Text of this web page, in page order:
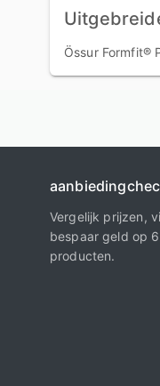
Össur Formfit®
Vergelijk prijzen,
bespaar geld op
producten.